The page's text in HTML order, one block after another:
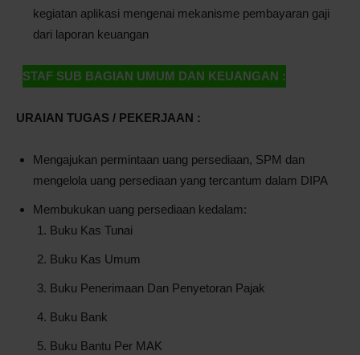
kegiatan aplikasi mengenai mekanisme pembayaran gaji
dari laporan keuangan
STAF SUB BAGIAN UMUM DAN KEUANGAN :
URAIAN TUGAS / PEKERJAAN :
Mengajukan permintaan uang persediaan, SPM dan
mengelola uang persediaan yang tercantum dalam DIPA
Membukukan uang persediaan kedalam:
Buku Kas Tunai
Buku Kas Umum
Buku Penerimaan Dan Penyetoran Pajak
Buku Bank
Buku Bantu Per MAK